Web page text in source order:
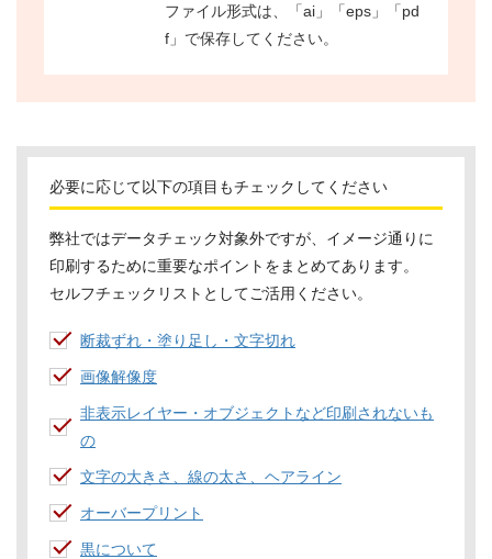
ファイル形式は、「ai」「eps」「pd
f」で保存してください。
必要に応じて以下の項目もチェックしてください
弊社ではデータチェック対象外ですが、イメージ通りに
印刷するために重要なポイントをまとめてあります。
セルフチェックリストとしてご活用ください。
断裁ずれ・塗り足し・文字切れ
画像解像度
非表示レイヤー・オブジェクトなど印刷されないも
の
文字の大きさ、線の太さ、ヘアライン
オーバープリント
黒について